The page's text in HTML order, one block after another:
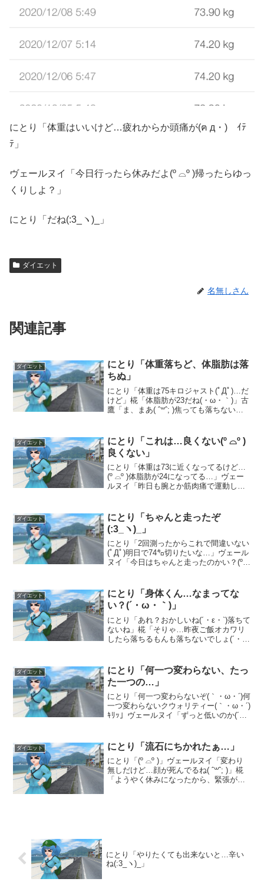
にとり「体重はいいけど…疲れからか頭痛が(ฅ д・)ゞｲﾃ
ﾃ」
ヴェールヌイ「今日行ったら休みだよ(º ⌓º )帰ったらゆっ
くりしよ？」
にとり「だね(:3_ヽ)_」
ダイエット
名無しさん
関連記事
ダイエット
にとり「体重落ちど、体脂肪は落
ちぬ」
にとり「体重は75キロジャスト(ﾟДﾟ)…だ
けど」椛「体脂肪が23だね(・ω・｀)」古
鷹「ま、まあ( ˆ꒳ˆ; )焦っても落ちない
けど( ´•ω•` )｣にとり...
ダイエット
にとり「これは…良くない(º ⌓º )
良くない」
にとり「体重は73に近くなってるけど…
(º ⌓º )体脂肪が24になってる…」ヴェー
ルヌイ「昨日も腕とか筋肉痛で運動して
動休み(¦:3」古鷹「前回運動したのが金
曜...
ダイエット
にとり「ちゃんと走ったぞ
(:3_ヽ)_」
にとり「2回測ったからこれで間違いない
(ﾟДﾟ)明日で74㌔切りたいな…」ヴェール
ヌイ「今日はちゃんと走ったのかい？(º
ど…今日はちゃんと走ったよ(ﾟД...
ダイエット
にとり「身体くん…なまってな
い？(´・ω・｀)」
にとり「あれ？おかしいね(´・ε・`)落ちて
ないね」椛「そりゃ…昨夜ご飯オカワリ
したら落ちるもんも落ちないでしょ(´・
構頑張ったのに」にとり「なーに( ˙...
ダイエット
にとり「何一つ変わらない、たっ
た一つの…」
にとり「何一つ変わらないぞ(｀・ω・´)何
一つ変わらないクウォリティー(｀・ω・´)
ｷﾘｯ」ヴェールヌイ「ずっと低いのか(´・
ないね( ˆ꒳ˆ; )」椛「退...
ダイエット にとり「流石にちかれたぁ…」
にとり「(º ⌓º )」ヴェールヌイ「変わり
無しだけど…顔が死んでるね( ˆ꒳ˆ; )」椛
「ようやく休みになったから、緊張が解
にとり「やりたくても出来ないと…辛い
ね(:3_ヽ)_」